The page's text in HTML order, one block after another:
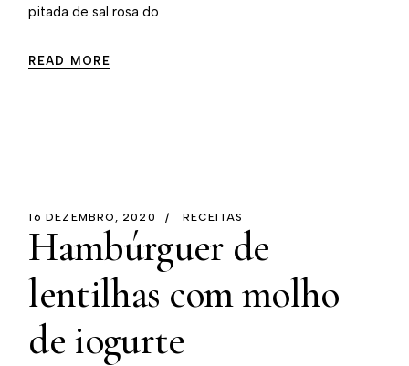
pitada de sal rosa do
READ MORE
16 DEZEMBRO, 2020 RECEITAS
Hambúrguer de
lentilhas com molho
de iogurte